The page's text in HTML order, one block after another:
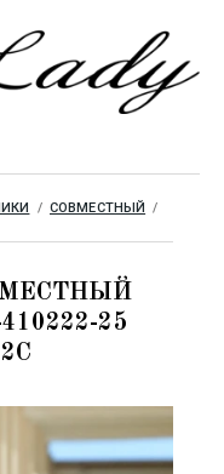
  /
СОВМЕСТНЫЙ
  /
25